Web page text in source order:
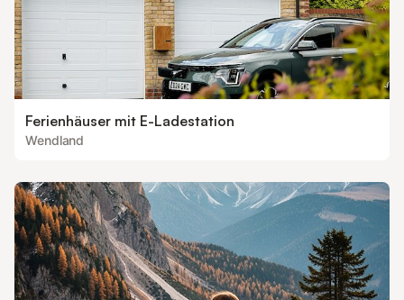
Ferienhäuser mit E-Ladestation
Wendland